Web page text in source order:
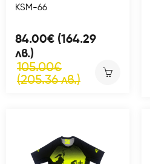
KSM-66
84.00€ (164.29
лв.)
105.00€
(205.36 лв.)